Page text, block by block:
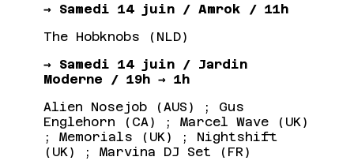
→ Samedi 14 juin / Amrok / 11h
The Hobknobs (NLD)
→ Samedi 14 juin / Jardin
Moderne / 19h → 1h
Alien Nosejob (AUS) ; Gus
Englehorn (CA) ; Marcel Wave (UK)
; Memorials (UK) ; Nightshift
(UK) ; Marvina DJ Set (FR)